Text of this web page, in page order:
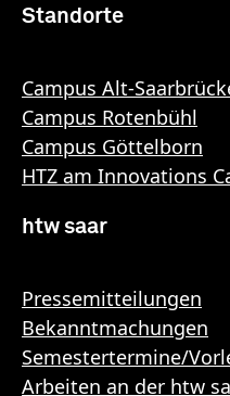
Standorte
Campus Alt-
Campus Rotenbühl
Campus Göttelborn
HTZ am Innovations
htw saar
Pressemitteilungen
Bekanntmachungen
Semestertermine/
Arbeiten an der htw